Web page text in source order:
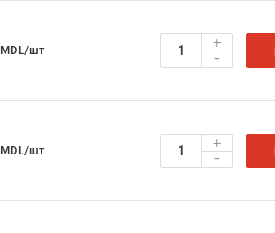
MDL/шт +
-
MDL/шт +
-